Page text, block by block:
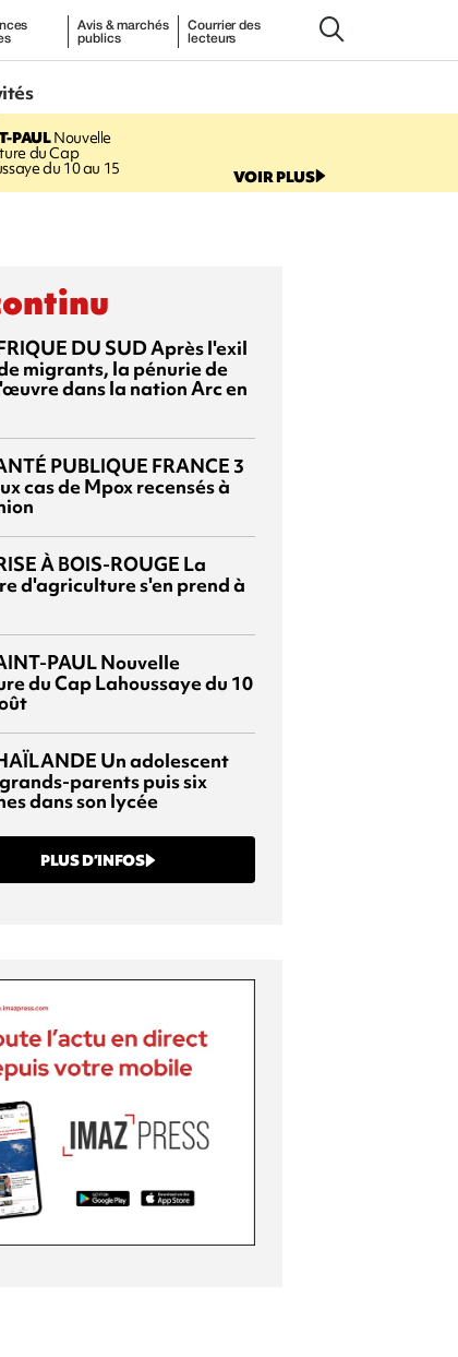
Avis & marchés
publics
Courrier des
lecteurs
PAULNouvelle
du Cap
du 10 au 15 VOIR PLUS
DU SUDAprès l'exil
migrants, la pénurie de
dans la nation Arc en
PUBLIQUE FRANCE 3
cas de Mpox recensés à
À BOIS-ROUGE La
d'agriculture s'en prend à
PAULNouvelle
du Cap Lahoussaye du 10
Un adolescent
parents puis six
dans son lycée
PLUS D’INFOS